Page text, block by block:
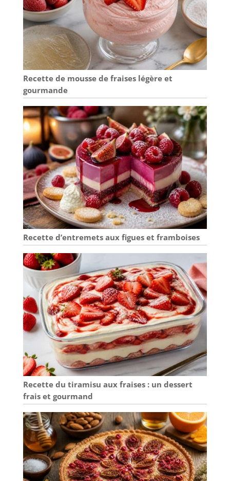
étaler la pâte, louche doseuse,
grande spatule et 4 spatules pour
mini crêpes. Tout le nécessaire pour
réussir vos crêpes maison comme un
pro.
Recette de mousse de fraises légère et
gourmande
Recette d’entremets aux figues et framboises
Recette du tiramisu aux fraises : un dessert
frais et gourmand